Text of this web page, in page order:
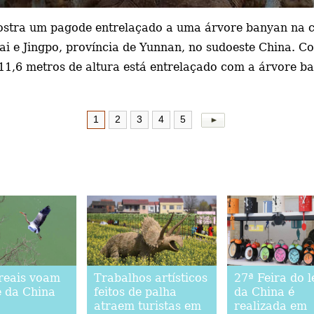
um pagode entrelaçado a uma árvore banyan na
e Jingpo, província de Yunnan, no sudoeste China.
metros de altura está entrelaçado com a árvore
1 2 3 4 5
voam
da China
Trabalhos artísticos
feitos de palha
atraem turistas em
27ª Feira do
da China é
realizada em